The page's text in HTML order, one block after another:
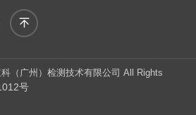
（广州）检测技术有限公司 All Rights
号